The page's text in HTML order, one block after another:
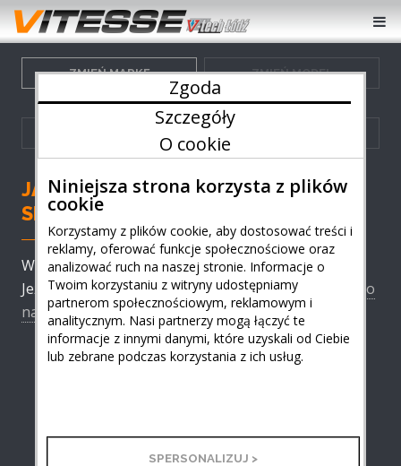
Zgoda
Szczegóły
O cookie
Niniejsza strona korzysta z plików
cookie
Korzystamy z plików cookie, aby dostosować treści i
reklamy, oferować funkcje społecznościowe oraz
analizować ruch na naszej stronie. Informacje o
Twoim korzystaniu z witryny udostępniamy
partnerom społecznościowym, reklamowym i
analitycznym. Nasi partnerzy mogą łączyć te
informacje z innymi danymi, które uzyskali od Ciebie
lub zebrane podczas korzystania z ich usług.
SPERSONALIZUJ >
ZMIEŃ MARKĘ ZMIEŃ MODEL
JAGUAR - ZWIĘKSZ MOC I OSIĄGI
SILNIKA.
Wybierz model swojego auta Jaguar z listy poniżej.
Jeżeli nie znalazłeś modelu twojego autazadzwoń do
nas- możliwe że mamy już rozwiązanie!